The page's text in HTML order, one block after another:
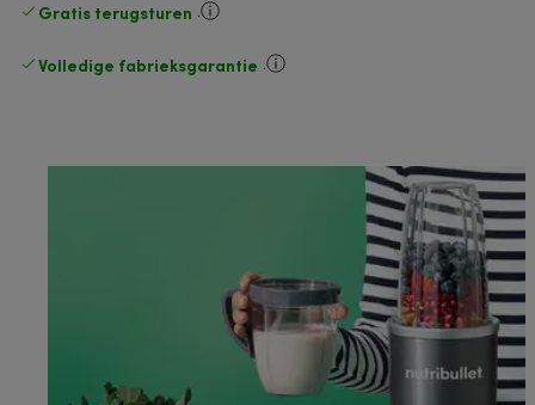
Gratis terugsturen .
Volledige fabrieksgarantie .